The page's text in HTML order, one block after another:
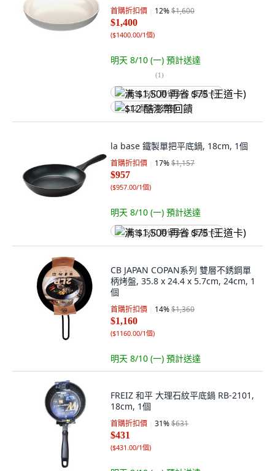
首購折扣價 12%$1,600
$1,400
($1400.00/1個)
明天 8/10 (一) 預計送達
(1)
满 $1,500 再省 $75 (王道卡)
$12 酷澎幣回饋
la base 鐵製單把平底鍋, 18cm, 1個
首購折扣價 17%$1,157
$957
($957.00/1個)
明天 8/10 (一) 預計送達
满 $1,500 再省 $75 (王道卡)
CB JAPAN COPAN系列 雙層不銹鋼單
柄烤盤, 35.8 x 24.4 x 5.7cm, 24cm, 1
個
首購折扣價 14%$1,360
$1,160
($1160.00/1個)
明天 8/10 (一) 預計送達
FREIZ 和平 大理石紋平底鍋 RB-2101,
18cm, 1個
首購折扣價 31%$631
$431
($431.00/1個)